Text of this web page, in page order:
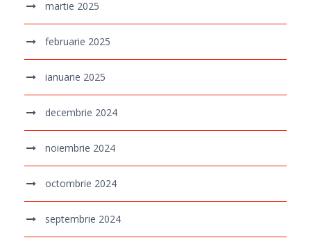
martie 2025
februarie 2025
ianuarie 2025
decembrie 2024
noiembrie 2024
octombrie 2024
septembrie 2024